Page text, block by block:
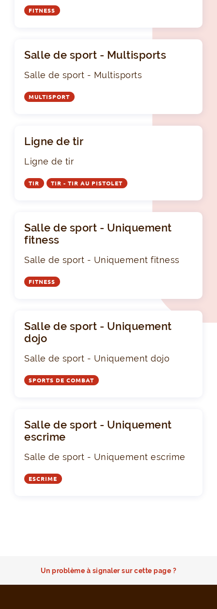
FITNESS
Salle de sport - Multisports
Salle de sport - Multisports
MULTISPORT
Ligne de tir
Ligne de tir
TIR TIR - TIR AU PISTOLET
Salle de sport - Uniquement
fitness
Salle de sport - Uniquement fitness
FITNESS
Salle de sport - Uniquement
dojo
Salle de sport - Uniquement dojo
SPORTS DE COMBAT
Salle de sport - Uniquement
escrime
Salle de sport - Uniquement escrime
ESCRIME
Un problème à signaler sur cette page ?